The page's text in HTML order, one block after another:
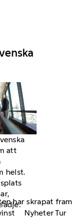
att
helst.
Nyheter Tur